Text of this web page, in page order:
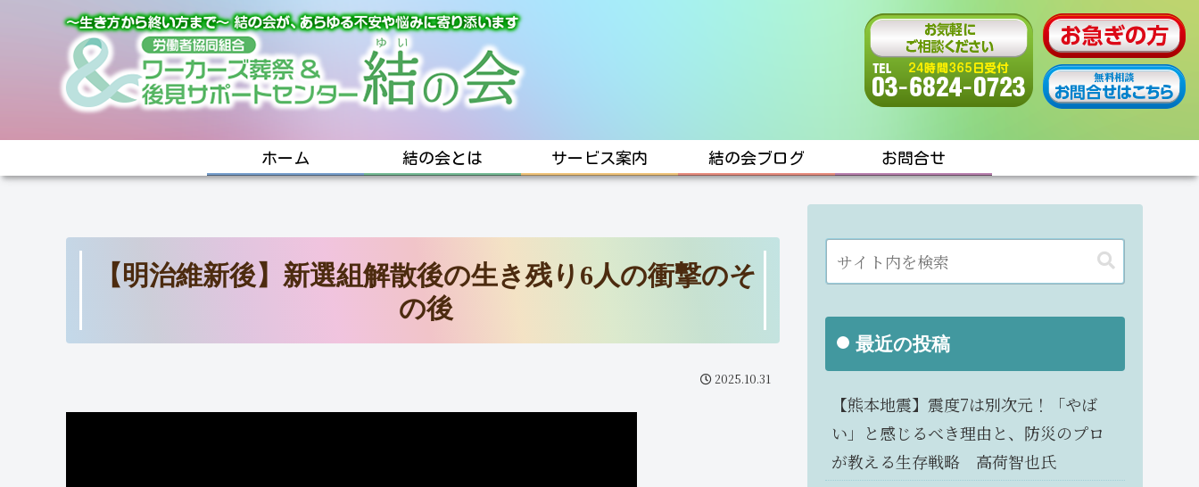
ホーム 結の会とは サービス案内 結の会ブログ お問合せ
【明治維新後】新選組解散後の生き残り6人の衝撃のそ
の後
2025.10.31
最近の投稿
【熊本地震】震度7は別次元！「やば
い」と感じるべき理由と、防災のプロ
が教える生存戦略 高荷智也氏